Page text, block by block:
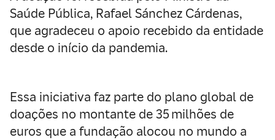
Saúde Pública, Rafael Sánchez Cárdenas,
que agradeceu o apoio recebido da entidade
desde o início da pandemia.
Essa iniciativa faz parte do plano global de
doações no montante de 35 milhões de
euros que a fundação alocou no mundo a